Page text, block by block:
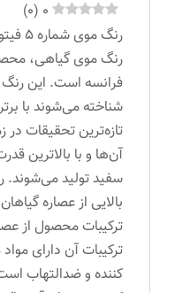
0
(
0
)
رنگ
رنگ موی گیاهی،
فرانسه است. این رنگ
شناخته می‌شوند با
تازه‌ترین تحقیقات
آن‌ها و با بالاترین
سفید تولید می‌شوند.
ترکیبات محصول از
ترکیبات آن دارای
کننده و ضدالتهاب